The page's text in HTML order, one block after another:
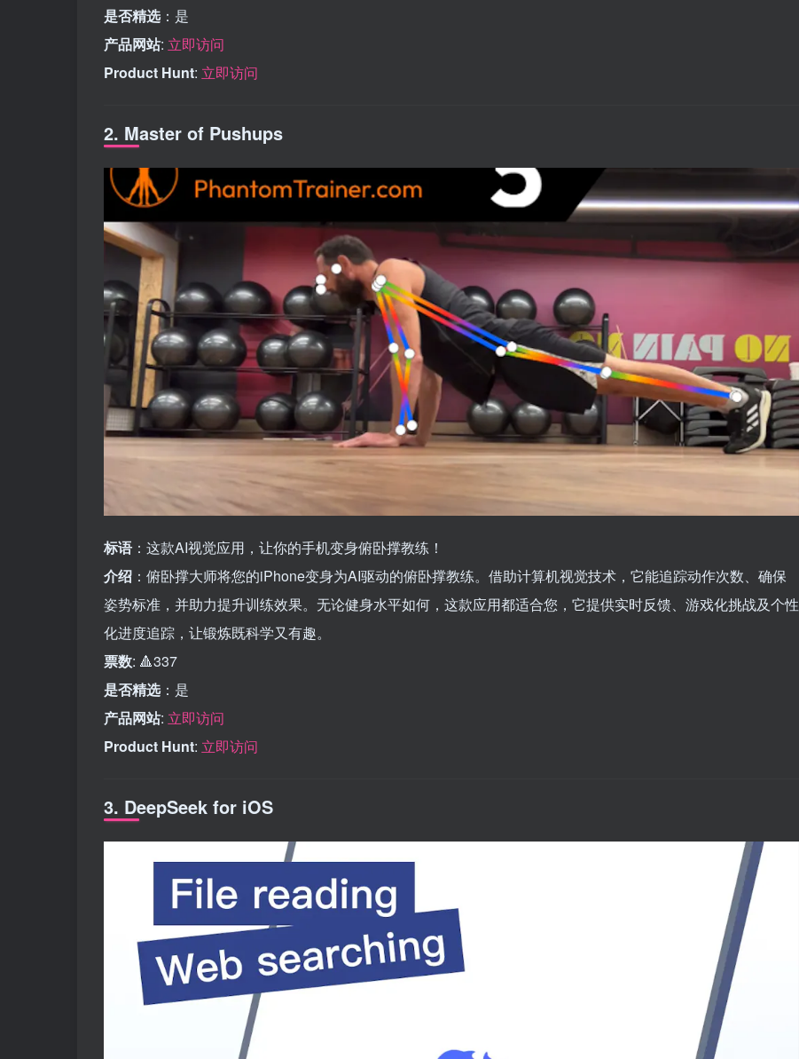
是否精选：是
产品网站: 立即访问
Product Hunt: 立即访问
2. Master of Pushups
标语 ：这款AI视觉应用，让你的手机变身俯卧撑教练！
介绍 ：俯卧撑大师将您的iPhone变身为AI驱动的俯卧撑教练。借助计算机视觉技术，它能追踪动作次数、确保
姿势标准，并助力提升训练效果。无论健身水平如何，这款应用都适合您，它提供实时反馈、游戏化挑战及个性
化进度追踪，让锻炼既科学又有趣。
票数: 🔺337
是否精选：是
产品网站: 立即访问
Product Hunt: 立即访问
3. DeepSeek for iOS